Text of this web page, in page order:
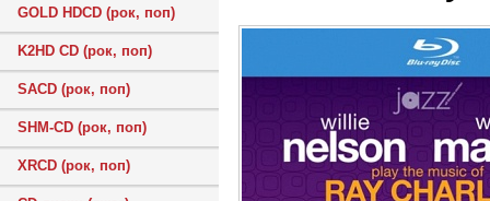
GOLD HDCD (рок, поп)
K2HD CD (рок, поп)
SACD (рок, поп)
SHM-CD (рок, поп)
XRCD (рок, поп)